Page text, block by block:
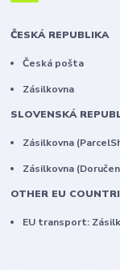
ČESKÁ REPUBLIKA
Česká pošta
Zásilkovna
SLOVENSKÁ
Zásilkovna
Zásilkovna
OTHER EU
EU transport: